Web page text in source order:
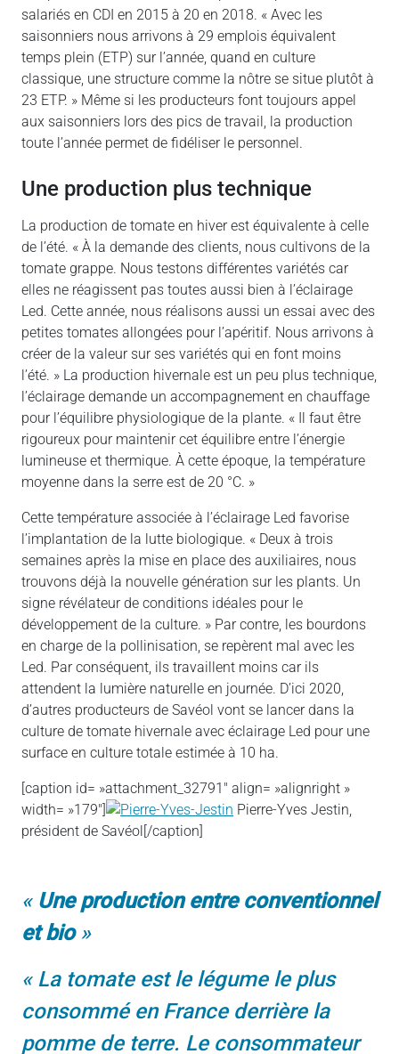
salariés en CDI en 2015 à 20 en 2018. « Avec les
saisonniers nous arrivons à 29 emplois équivalent
temps plein (ETP) sur l’année, quand en culture
classique, une structure comme la nôtre se situe plutôt à
23 ETP. » Même si les producteurs font toujours appel
aux saisonniers lors des pics de travail, la production
toute l’année permet de fidéliser le personnel.
Une production plus technique
La production de tomate en hiver est équivalente à celle
de l’été. « À la demande des clients, nous cultivons de la
tomate grappe. Nous testons différentes variétés car
elles ne réagissent pas toutes aussi bien à l’éclairage
Led. Cette année, nous réalisons aussi un essai avec des
petites tomates allongées pour l’apéritif. Nous arrivons à
créer de la valeur sur ses variétés qui en font moins
l’été. » La production hivernale est un peu plus technique,
l’éclairage demande un accompagnement en chauffage
pour l’équilibre physiologique de la plante. « Il faut être
rigoureux pour maintenir cet équilibre entre l’énergie
lumineuse et thermique. À cette époque, la température
moyenne dans la serre est de 20 °C. »
Cette température associée à l’éclairage Led favorise
l’implantation de la lutte biologique. « Deux à trois
semaines après la mise en place des auxiliaires, nous
trouvons déjà la nouvelle génération sur les plants. Un
signe révélateur de conditions idéales pour le
développement de la culture. » Par contre, les bourdons
en charge de la pollinisation, se repèrent mal avec les
Led. Par conséquent, ils travaillent moins car ils
attendent la lumière naturelle en journée. D’ici 2020,
d’autres producteurs de Savéol vont se lancer dans la
culture de tomate hivernale avec éclairage Led pour une
surface en culture totale estimée à 10 ha.
[caption id= »attachment_32791″ align= »alignright »
width= »179″]
Pierre-Yves Jestin,
président de Savéol[/caption]
Une production entre conventionnel
et bio
La tomate est le légume le plus
consommé en France derrière la
pomme de terre. Le consommateur